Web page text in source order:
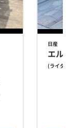
日産
エル
(ライダー